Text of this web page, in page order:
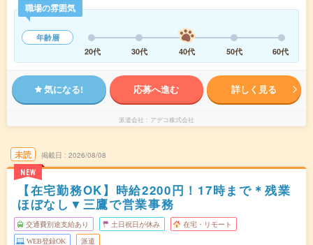
職場の雰囲気
年齢層
20代
30代 40代 50代 60代
気になる! 応募へ進む 詳しく見る
派遣会社 アデコ株式会社
未読
NEW
掲載日 2026/08/08
【在宅勤務OK】時給2200円！17時まで＊残業
ほぼなし▼三鷹で営業事務
交通費別途支給あり 土日祝日が休み 在宅・リモート
WEB登録OK 派遣